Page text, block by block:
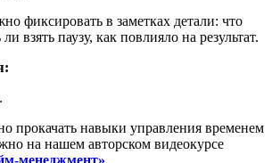
фиксировать в заметках детали: что
взять паузу, как повлияло на результат.
прокачать навыки управления временем
на нашем авторском видеокурсе